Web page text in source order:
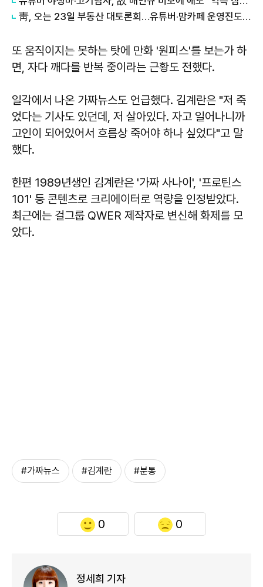
靑, 오는 23일 부동산 대토론회…유튜버·맘카페 운영진도 함께한다
또 움직이지는 못하는 탓에 만화 '원피스'를 보는가 하
면, 자다 깨다를 반복 중이라는 근황도 전했다.
일각에서 나온 가짜뉴스도 언급했다. 김계란은 "저 죽
었다는 기사도 있던데, 저 살아있다. 자고 일어나니까
고인이 되어있어서 흐름상 죽어야 하나 싶었다"고 말
했다.
한편 1989년생인 김계란은 '가짜 사나이', '프로틴스
101' 등 콘텐츠로 크리에이터로 역량을 인정받았다.
최근에는 걸그룹 QWER 제작자로 변신해 화제를 모
았다.
#가짜뉴스 #김계란 #분통
0 0
정세희 기자